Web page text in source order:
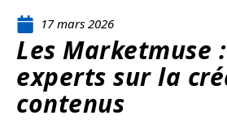
17 mars 2026
Les Marketmuse
experts sur la
contenus